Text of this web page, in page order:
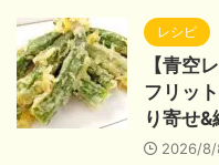
レシピ
【青空
フリッ
り寄せ&
2026/8/